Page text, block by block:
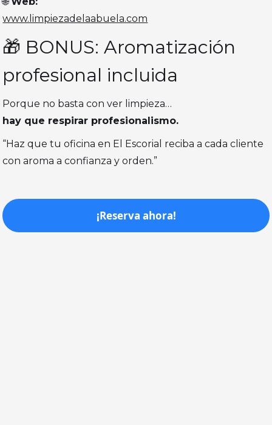
www.limpiezadelaabuela.com
🎁 BONUS: Aromatización
profesional incluida
Porque no basta con ver limpieza…
hay que respirar profesionalismo.
“Haz que tu oficina en El Escorial reciba a cada cliente
con aroma a confianza y orden.”
¡Reserva ahora!